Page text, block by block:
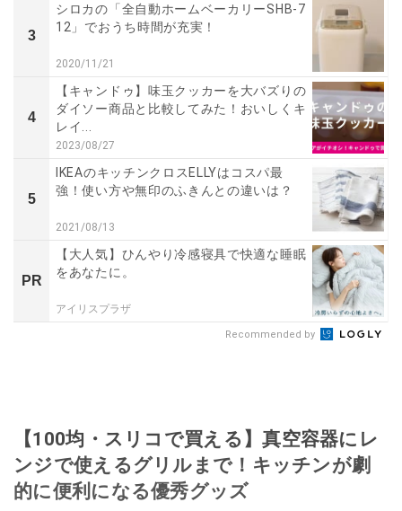
3
シロカの「全自動ホームベーカリーSHB-7
12」でおうち時間が充実！
2020/11/21
4
【キャンドゥ】味玉クッカーを大バズりの
ダイソー商品と比較してみた！おいしくキ
レイ...
2023/08/27
5
IKEAのキッチンクロスELLYはコスパ最
強！使い方や無印のふきんとの違いは？
2021/08/13
PR
【大人気】ひんやり冷感寝具で快適な睡眠
をあなたに。
アイリスプラザ
Recommended by
【100均・スリコで買える】真空容器にレ
ンジで使えるグリルまで！キッチンが劇
的に便利になる優秀グッズ